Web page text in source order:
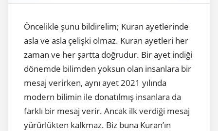
Öncelikle şunu bildirelim; Kuran ayetlerinde
asla ve asla çelişki olmaz. Kuran ayetleri her
zaman ve her şartta doğrudur. Bir ayet indiği
dönemde bilimden yoksun olan insanlara bir
mesaj verirken, aynı ayet 2021 yılında
modern bilimin ile donatılmış insanlara da
farklı bir mesaj verir. Ancak ilk verdiği mesaj
yürürlükten kalkmaz. Biz buna Kuran’ın